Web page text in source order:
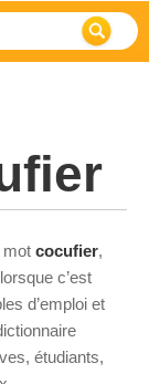
mot cocufier,
c’est
d’emploi et
étudiants,